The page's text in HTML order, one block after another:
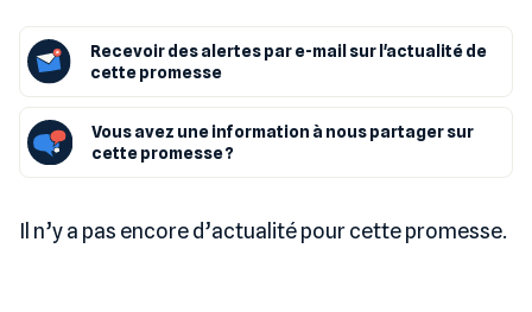
Recevoir des alertes par e-mail sur l'actualité de
cette promesse
Vous avez une information à nous partager sur
cette promesse ?
Il n’y a pas encore d’actualité pour cette promesse.